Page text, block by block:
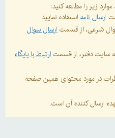
زیر را مطالعه کنید:
ارسال نامه استفاده نمایید.
شرعی، از قسمتارسال سوال
سایت دفتر، از قسمتارتباط با پایگاه
در مورد محتوای همین صفحه
ارسال کننده آن است.